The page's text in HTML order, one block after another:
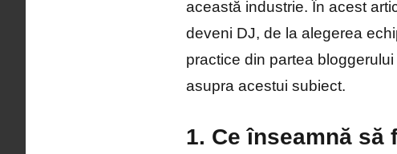
această industrie. În acest
deveni DJ, de la alegerea
practice din partea
asupra acestui subiect.
1. Ce înseamnă